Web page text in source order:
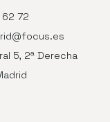
62 72
5, 2ª Derecha